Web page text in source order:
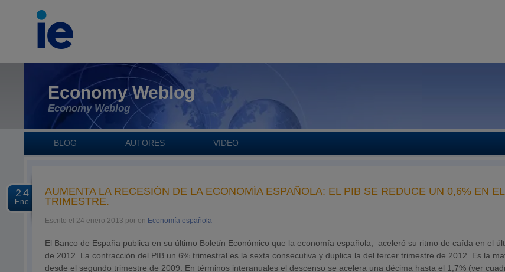
Economy Weblog
Economy Weblog
BLOG AUTORES VIDEO
24
Ene
AUMENTA LA RECESIÓN DE LA ECONOMÍA ESPAÑOLA: EL PIB SE REDUCE UN 0,6% EN EL
TRIMESTRE.
Escrito el 24 enero 2013 por en Economía española
El Banco de España publica en su último Boletín Económico que la economía española, aceleró su ritmo de caída en el
de 2012. La contracción del PIB un 6% trimestral es la sexta consecutiva y duplica la del tercer trimestre de 2012. Es la
desde el segundo trimestre de 2009. En términos interanuales el descenso se acelera una décima hasta el 1,7% (ver